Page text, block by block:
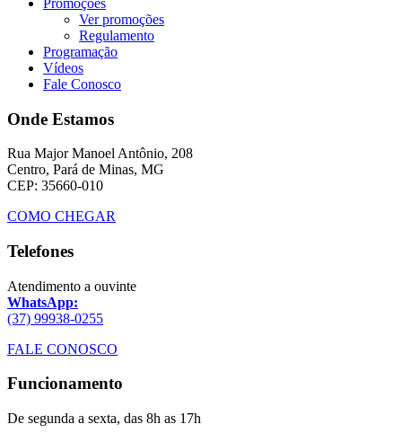
Ver promoções
Regulamento
Programação
Vídeos
Fale Conosco
Onde Estamos
Rua Major Manoel Antônio, 208
Centro, Pará de Minas, MG
CEP: 35660-010
COMO CHEGAR
Telefones
Atendimento a ouvinte
WhatsApp:
(37) 99938-0255
FALE CONOSCO
Funcionamento
De segunda a sexta, das 8h as 17h